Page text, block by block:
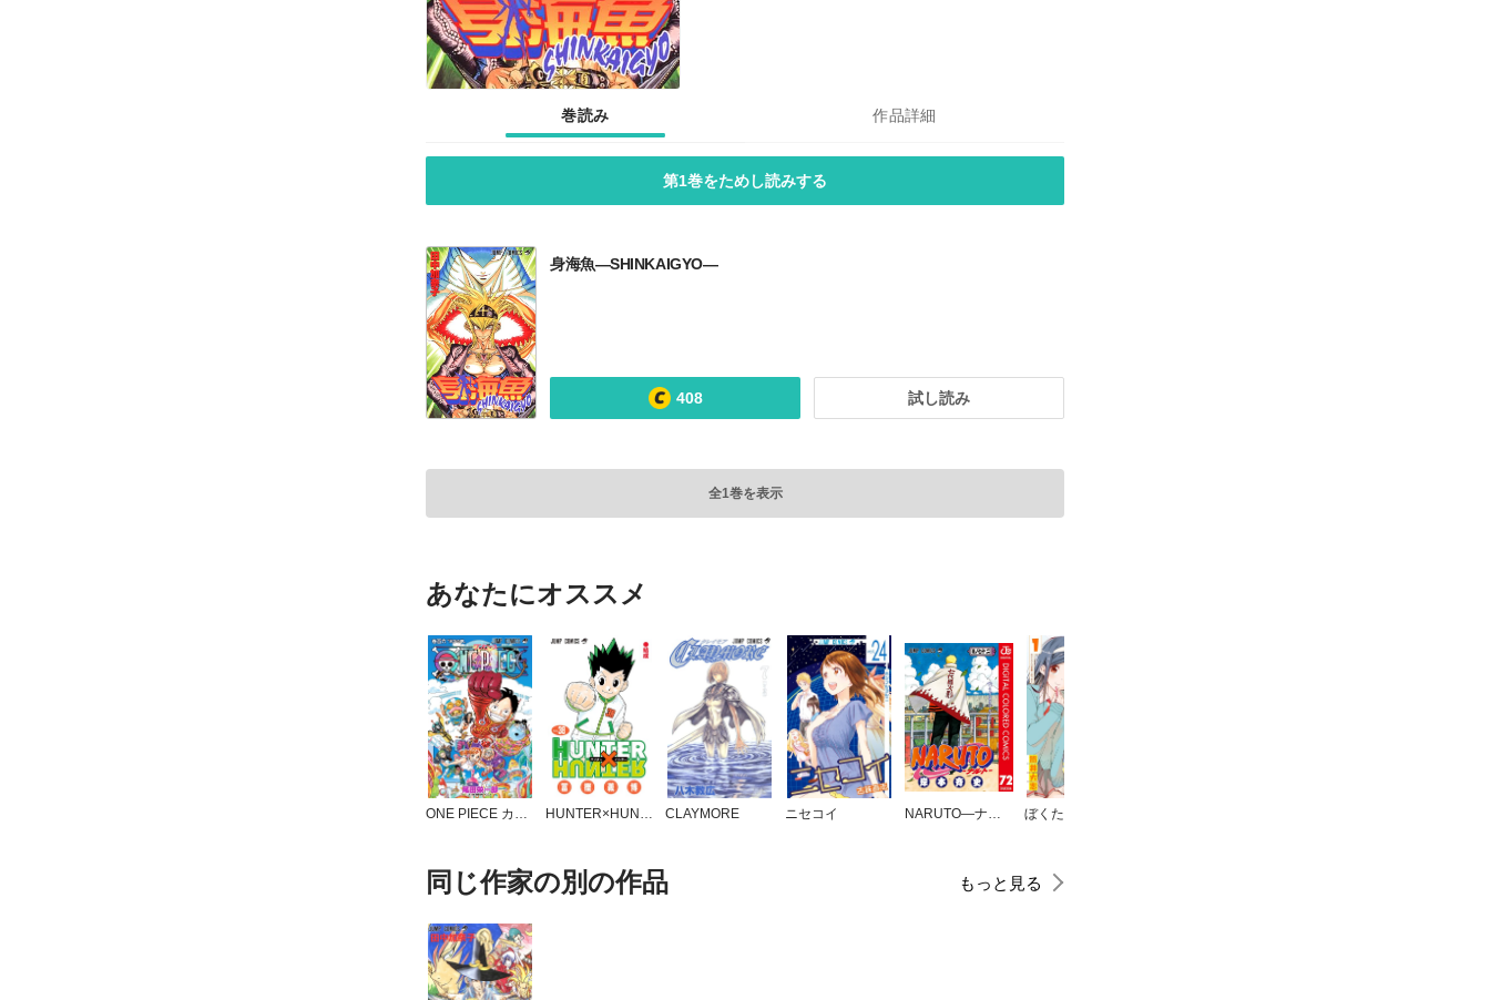
巻読み 作品詳細
第1巻をためし読みする
身海魚―SHINKAIGYO―
408 試し読み
全1巻を表示
あなたにオススメ
ONE PIECE カラー版 HUNTER×HUNTER カラー版 CLAYMORE ニセコイ NARUTO―ナルト― カラー版
同じ作家の別の作品 もっと見る